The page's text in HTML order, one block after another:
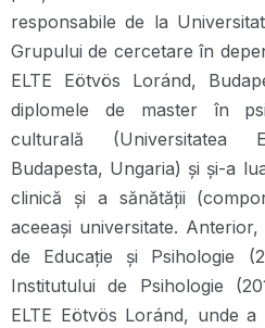
responsabile de la
Grupului de cercetare în
ELTE Eötvös Loránd,
diplomele de master în
culturală (Universitatea
Budapesta, Ungaria) și și-a
clinică și a sănătății
aceeași universitate.
de Educație și Psihologie
Institutului de Psihologie
ELTE Eötvös Loránd, unde